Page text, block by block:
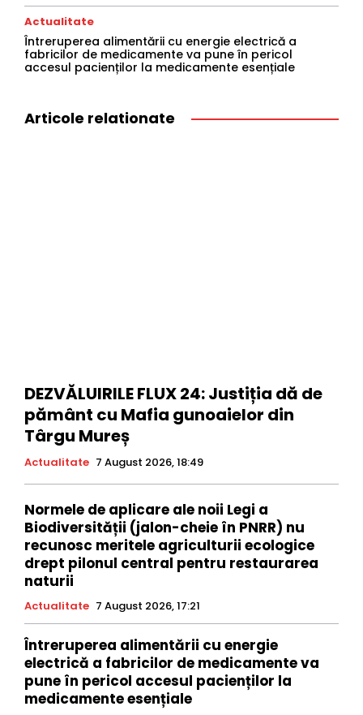
Actualitate
Întreruperea alimentării cu energie electrică a
fabricilor de medicamente va pune în pericol
accesul pacienților la medicamente esențiale
Articole relationate
DEZVĂLUIRILE FLUX 24: Justiția dă de
pământ cu Mafia gunoaielor din
Târgu Mureș
Actualitate 7 August 2026, 18:49
Normele de aplicare ale noii Legi a
Biodiversității (jalon-cheie în PNRR) nu
recunosc meritele agriculturii ecologice
drept pilonul central pentru restaurarea
naturii
Actualitate 7 August 2026, 17:21
Întreruperea alimentării cu energie
electrică a fabricilor de medicamente va
pune în pericol accesul pacienților la
medicamente esențiale